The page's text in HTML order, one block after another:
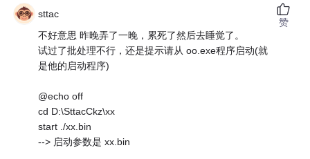
sttac
不好意思 昨晚弄了一晚，累死了然后去睡觉了。
试过了批处理不行，还是提示请从 oo.exe程序启动(就
是他的启动程序)
@echo off
cd D:\SttacCkz\xx
start ./xx.bin
--> 启动参数是 xx.bin
赞